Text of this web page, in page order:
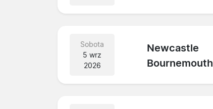
Sobota
5 wrz
2026
Newcastle
Bournemouth